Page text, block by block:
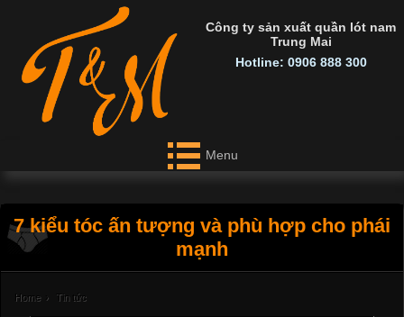
Công ty sản xuất quần lót nam
Trung Mai
Hotline: 0906 888 300
Menu
7 kiểu tóc ấn tượng và phù hợp cho phái
mạnh
Home › Tin tức